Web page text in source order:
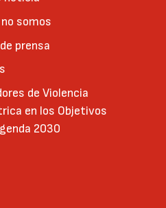
somos
prensa
de Violencia
en los Objetivos
2030